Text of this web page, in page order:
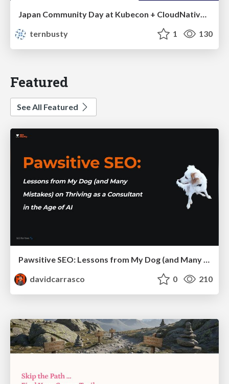
Japan Community Day at Kubecon + CloudNativeCon Japan 2026: Learning Container Privilege Control by Building My Own Low-Level Container Runtime
ternbusty
1 130
Featured
See All Featured
Pawsitive SEO: Lessons from My Dog (and Many Mistakes) on Thriving as a Consultant in the Age of AI
davidcarrasco
0 210